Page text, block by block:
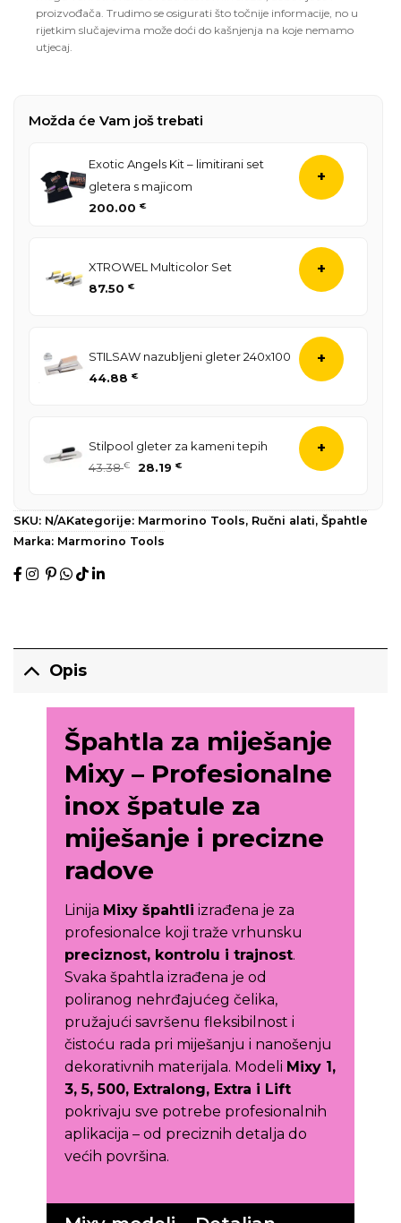
proizvođača. Trudimo se osigurati što točnije informacije, no u
rijetkim slučajevima može doći do kašnjenja na koje nemamo
utjecaj.
Možda će Vam još trebati
Exotic Angels Kit – limitirani set
gletera s majicom
200.00 €
+
XTROWEL Multicolor Set
87.50 €
+
STILSAW nazubljeni gleter 240x100
44.88 €
+
Stilpool gleter za kameni tepih
43.38€ 28.19 €
+
SKU: N/AKategorije: Marmorino Tools, Ručni alati, Špahtle
Marka: Marmorino Tools
Opis
Špahtla za miješanje
Mixy – Profesionalne
inox špatule za
miješanje i precizne
radove
Linija Mixy špahtli izrađena je za
profesionalce koji traže vrhunsku
preciznost, kontrolu i trajnost.
Svaka špahtla izrađena je od
poliranog nehrđajućeg čelika,
pružajući savršenu fleksibilnost i
čistoću rada pri miješanju i nanošenju
dekorativnih materijala. Modeli Mixy 1,
3, 5, 500, Extralong, Extra i Lift
pokrivaju sve potrebe profesionalnih
aplikacija – od preciznih detalja do
većih površina.